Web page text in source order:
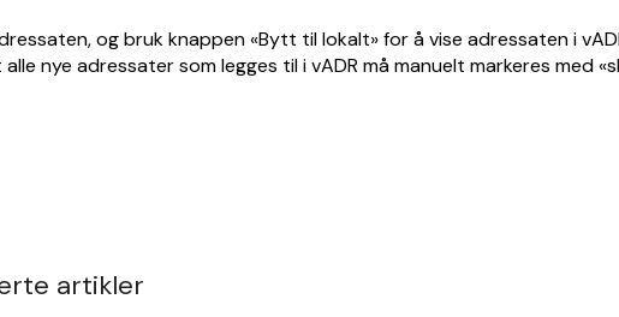
og bruk knappen «Bytt til lokalt» for å vise adressaten i
nye adressater som legges til i vADR må manuelt markeres med
artikler